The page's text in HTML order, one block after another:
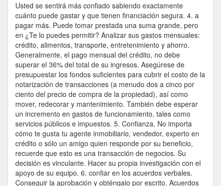
Usted se sentirá más confiado sabiendo exactamente
cuánto puede gastar y que tienen financiación segura. 4. a
pagar más. Puede tomar prestada una suma grande, pero
en ¿Te lo puedes permitir? Analizar sus gastos mensuales:
crédito, alimentos, transporte, entretenimiento y ahorro.
Generalmente, el pago mensual del crédito, no debe
superar el 36% del total de su ingresos. Asegúrese de
presupuestar los fondos suficientes para cubrir el costo de la
notarización de transacciones (a menudo dos a cinco por
ciento del precio de compra de la propiedad), así como
mover, redecorar y mantenimiento. También debe esperar
un incremento en gastos de funcionamiento, tales como
servicios públicos e impuestos. 5. Confianza. No importa
cómo te gusta tu agente inmobiliario, vendedor, experto en
crédito o sólo un amigo quien responde por su beneficio,
recuerde que esto es una transacción de negocios. Su
decisión es vinculante. Hacer su propia investigación con el
apoyo de su equipo. 6. confiar en los acuerdos verbales.
Conseguir la aprobación y obténgalo por escrito. Acuerdos